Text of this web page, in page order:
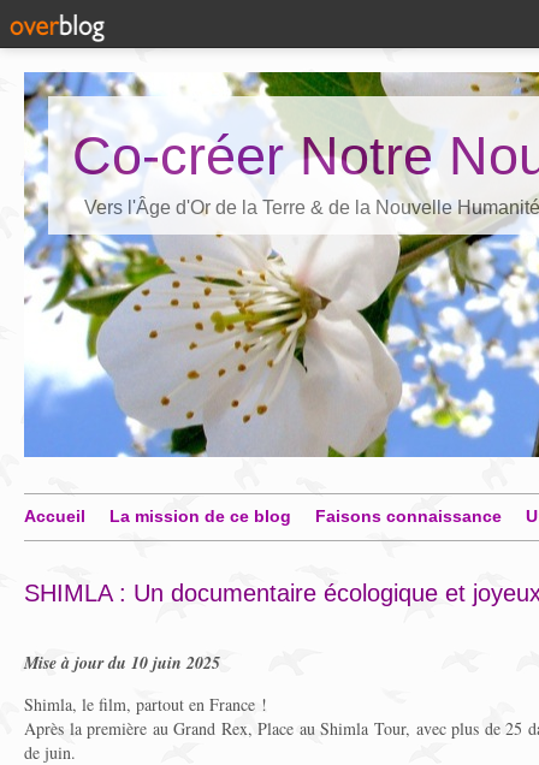
Co-créer Notre
Vers l'Âge d'Or de la Terre & de la Nouvelle Humanité
Accueil La mission de ce blog Faisons connaissance
SHIMLA : Un documentaire écologique et
Mise à jour du 10 juin 2025
Shimla, le film, partout en France !
Après la première au Grand Rex, Place au Shimla Tour, avec plus de 25
de juin.